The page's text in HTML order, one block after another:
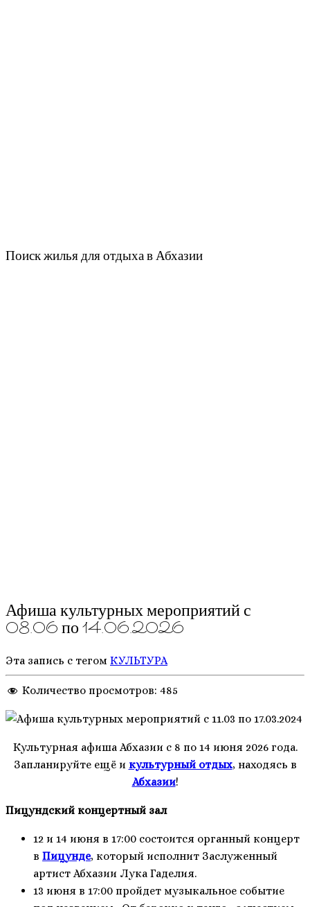
Поиск жилья для отдыха в Абхазии
Афиша культурных мероприятий с
08.06 по 14.06.2026
Эта запись с тегом КУЛЬТУРА
Количество просмотров: 485
Культурная афиша Абхазии с 8 по 14 июня 2026 года.
Запланируйте ещё и культурный отдых, находясь в
Абхазии!
Пицундский концертный зал
12 и 14 июня в 17:00 состоится органный концерт
в Пицунде, который исполнит Заслуженный
артист Абхазии Лука Гаделия.
13 июня в 17:00 пройдет музыкальное событие